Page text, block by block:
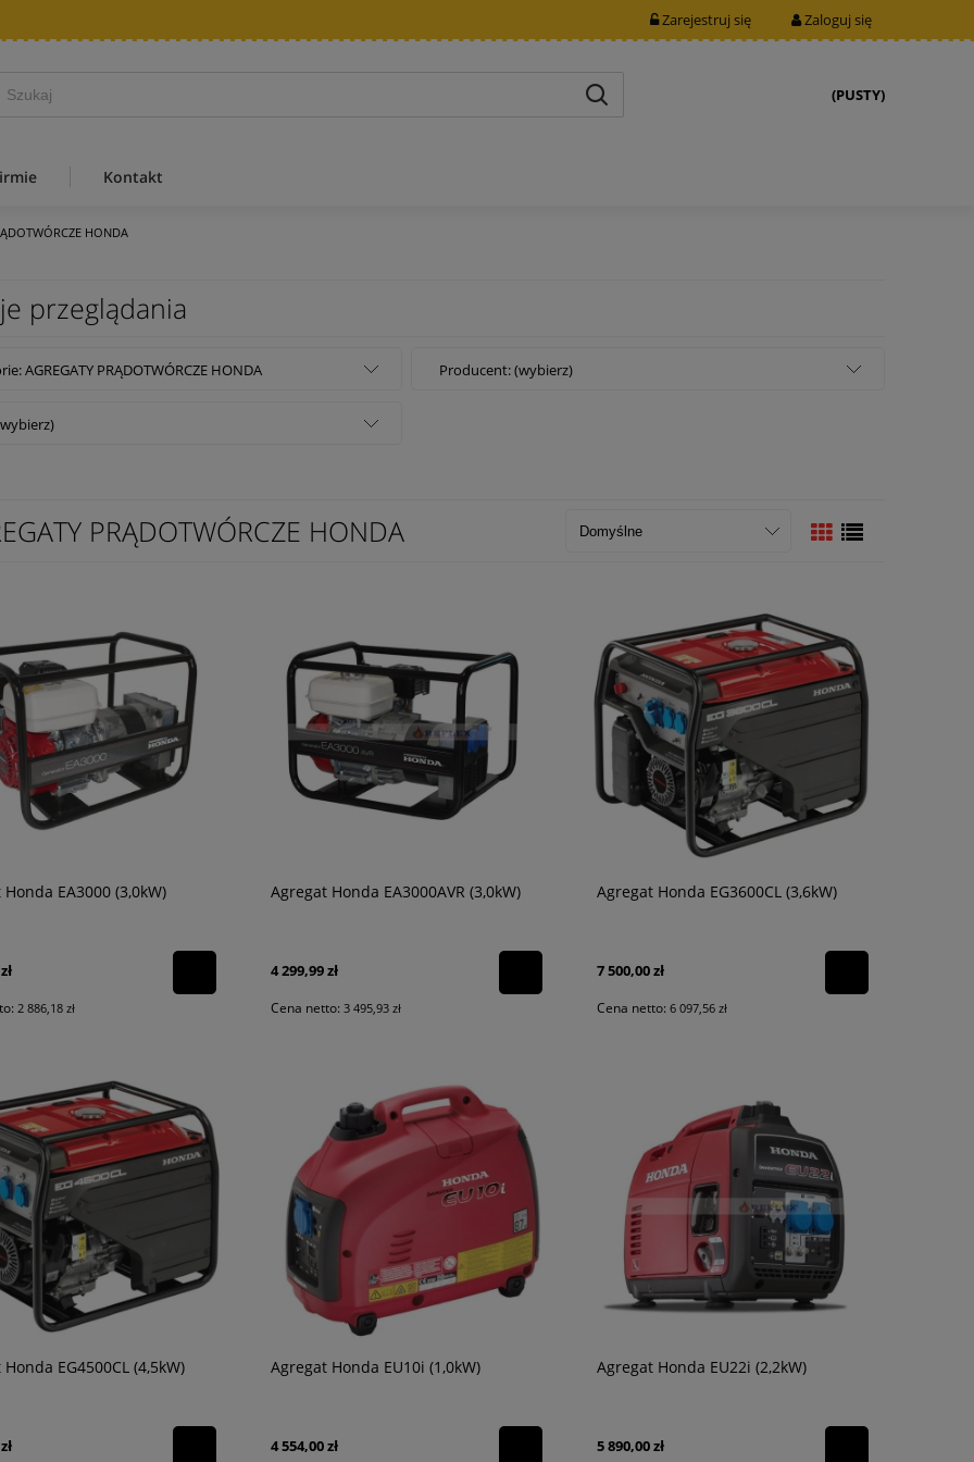
Zarejestruj się Zaloguj się
(PUSTY)
Kontakt
HONDA
przeglądania
AGREGATY PRĄDOTWÓRCZE HONDA Producent: (wybierz)
PRĄDOTWÓRCZE HONDA
EA3000 (3,0kW)
2 886,18 zł
Agregat Honda EA3000AVR (3,0kW)
4 299,99 zł
Cena netto: 3 495,93 zł
Agregat Honda EG3600CL (3,6kW)
7 500,00 zł
Cena netto: 6 097,56 zł
EG4500CL (4,5kW) Agregat Honda EU10i (1,0kW)
4 554,00 zł
Agregat Honda EU22i (2,2kW)
5 890,00 zł